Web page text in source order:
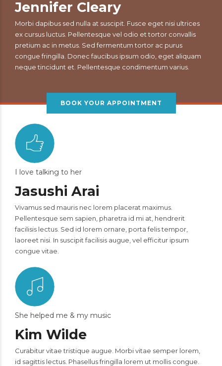
Jennifer Cleary
Morbi dapibus sed nulla at suscipit. Fusce eget nisi ultrices
ex cursus luctus. Pellentesque vel odio et tortor convallis
pretium ac in metus. Sed fermentum tortor ac purus
congue fringilla. Donec faucibus ipsum odio, eget aliquam
neque tincidunt et. Pellentesque condimentum varius.
BOOK YOUR APPOINTMENT
I love talking to her
Jasushi Arai
Vivamus sed mauris nec lorem placerat maximus.
Pellentesque sem sapien, pharetra id mi at, hendrerit
facilisis lectus. Sed id lorem ornare, porta felis tempor,
laoreet nisi. In suscipit facilisis augue, vel efficitur ipsum
congue vitae.
She helped me & my music
Kim Wilde
Curabitur vitae tristique augue. Morbi vitae semper lorem,
id sagittis lectus. Phasellus fringilla lorem ut mollis congue.